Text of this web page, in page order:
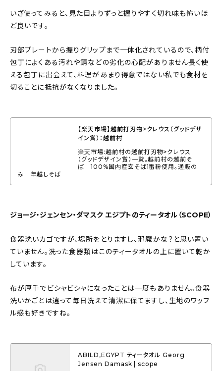
いざ使ってみると、見た目よりずっと握りやすく切れ味も怖いほ
ど良いです。
刃部プレートから握りグリップまで一体化されているので、柄付
包丁によくある汚れや錆などの劣化の心配がありません長く使
える包丁に出会えて、料理があまり得意ではない私でも食材を
切ることに抵抗がなくなりました。
【楽天市場】越前打刃物>クレウス（グッドデザ
イン賞）：越前村
楽天市場:越前村の越前打刃物>クレウス
（グッドデザイン賞）一覧。越前村の越前そ
ば 100%国内産玄そば1番粉使用。通販の
み 年越しそば
ジョージ・ジェンセン・ダマスク エジプトのティータオル（SCOPE）
食器洗いカゴですが、場所をとりますし、邪魔かな？と思い置い
ていません。洗った食器類はこのティータオルの上に置いて乾か
しています。
布が厚手でビシャビシャになったことは一度もありません。食器
洗いかごとは違って毎日洗えて清潔に保てますし、生地のワッフ
ル感も好きですね。
ABILD,EGYPT ティータオル Georg
Jensen Damask | scope